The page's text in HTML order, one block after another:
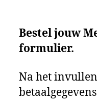
Bestel jouw
formulier.
Na het